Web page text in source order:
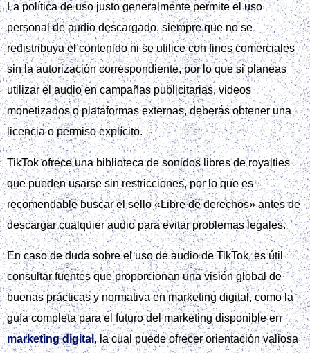
La política de uso justo generalmente permite el uso
personal de audio descargado, siempre que no se
redistribuya el contenido ni se utilice con fines comerciales
sin la autorización correspondiente, por lo que si planeas
utilizar el audio en campañas publicitarias, videos
monetizados o plataformas externas, deberás obtener una
licencia o permiso explícito.
TikTok ofrece una biblioteca de sonidos libres de royalties
que pueden usarse sin restricciones, por lo que es
recomendable buscar el sello «Libre de derechos» antes de
descargar cualquier audio para evitar problemas legales.
En caso de duda sobre el uso de audio de TikTok, es útil
consultar fuentes que proporcionan una visión global de
buenas prácticas y normativa en marketing digital, como la
guía completa para el futuro del marketing disponible en
marketing digital, la cual puede ofrecer orientación valiosa